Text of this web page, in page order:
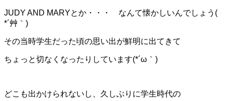
JUDY AND MARYとか・・・ なんて懐かしいんでしょう(
*´艸｀)
その当時学生だった頃の思い出が鮮明に出てきて
ちょっと切なくなったりしています(*´ω｀)
どこも出かけられないし、久しぶりに学生時代の